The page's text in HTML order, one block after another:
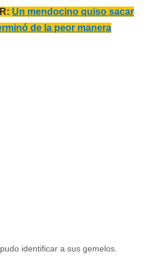
Un mendocino quiso sacar
de la peor manera
identificar a sus gemelos.